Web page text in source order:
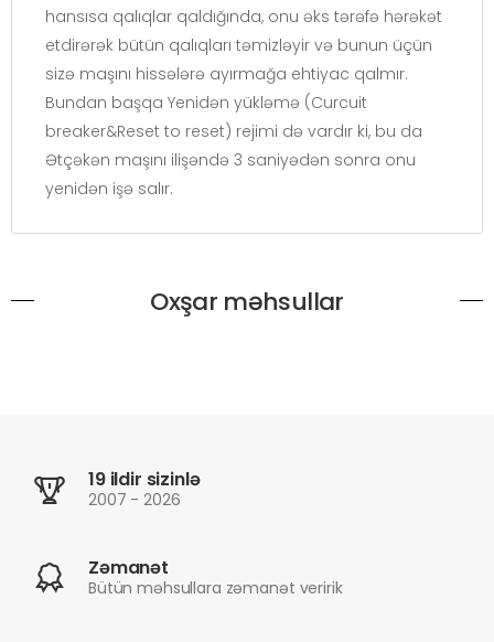
hansısa qalıqlar qaldığında, onu əks tərəfə hərəkət
etdirərək bütün qalıqları təmizləyir və bunun üçün
sizə maşını hissələrə ayırmağa ehtiyac qalmır.
Bundan başqa Yenidən yükləmə (Curcuit
breaker&Reset to reset) rejimi də vardır ki, bu da
Ətçəkən maşını ilişəndə 3 saniyədən sonra onu
yenidən işə salır.
Oxşar məhsullar
19 ildir sizinlə
2007 - 2026
Zəmanət
Bütün məhsullara zəmanət veririk